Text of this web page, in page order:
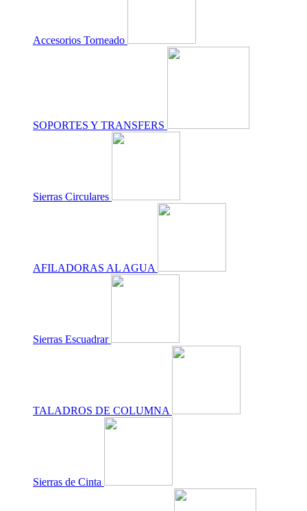
Accesorios Torneado
SOPORTES Y TRANSFERS
Sierras Circulares
AFILADORAS AL AGUA
Sierras Escuadrar
TALADROS DE COLUMNA
Sierras de Cinta